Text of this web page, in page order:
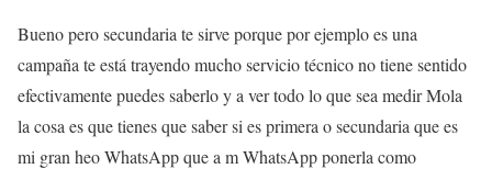
Bueno pero secundaria te sirve porque por ejemplo es una
campaña te está trayendo mucho servicio técnico no tiene sentido
efectivamente puedes saberlo y a ver todo lo que sea medir Mola
la cosa es que tienes que saber si es primera o secundaria que es
mi gran heo WhatsApp que a m WhatsApp ponerla como